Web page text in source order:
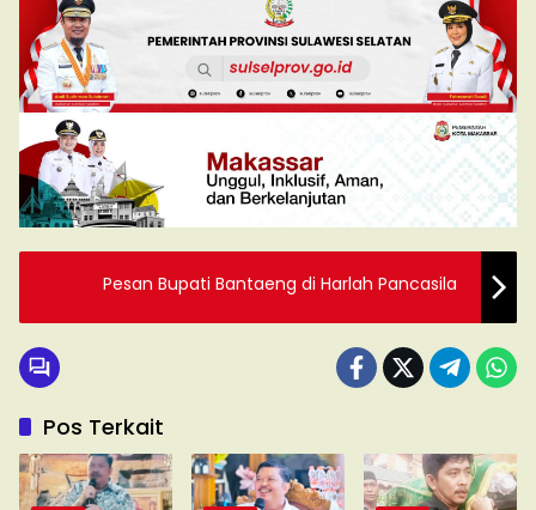
Pesan Bupati Bantaeng di Harlah Pancasila
Pos Terkait